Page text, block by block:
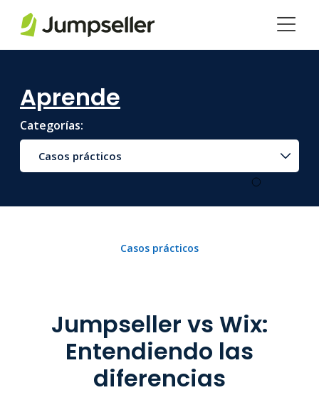
Aprende
Categorías:
Casos prácticos
Casos prácticos
Jumpseller vs Wix:
Entendiendo las
diferencias